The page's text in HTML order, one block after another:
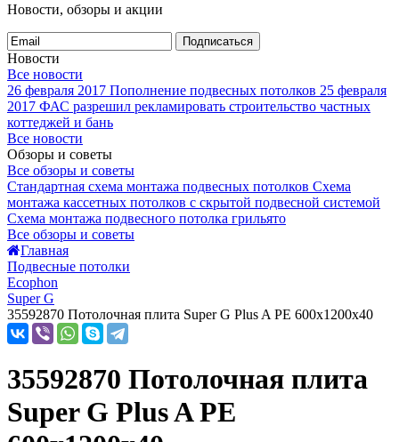
Новости, обзоры и акции
Подписаться
Новости
Все новости
26 февраля 2017 Пополнение подвесных потолков 25 февраля
2017 ФАС разрешил рекламировать строительство частных
коттеджей и бань
Все новости
Обзоры и советы
Все обзоры и советы
Стандартная схема монтажа подвесных потолков Схема
монтажа кассетных потолков с скрытой подвесной системой
Схема монтажа подвесного потолка грильято
Все обзоры и советы
Главная
Подвесные потолки
Ecophon
Super G
35592870 Потолочная плита Super G Plus A PE 600x1200x40
35592870 Потолочная плита
Super G Plus A PE